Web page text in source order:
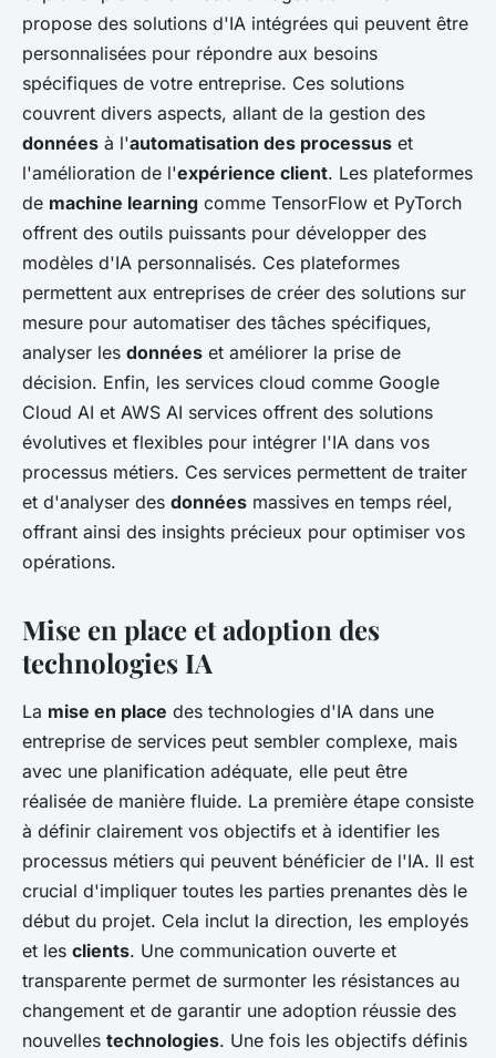
propose des solutions d'IA intégrées qui peuvent être
personnalisées pour répondre aux besoins
spécifiques de votre entreprise. Ces solutions
couvrent divers aspects, allant de la gestion des
données à l'automatisation des processus et
l'amélioration de l'expérience client. Les plateformes
de machine learning comme TensorFlow et PyTorch
offrent des outils puissants pour développer des
modèles d'IA personnalisés. Ces plateformes
permettent aux entreprises de créer des solutions sur
mesure pour automatiser des tâches spécifiques,
analyser les données et améliorer la prise de
décision. Enfin, les services cloud comme Google
Cloud AI et AWS AI services offrent des solutions
évolutives et flexibles pour intégrer l'IA dans vos
processus métiers. Ces services permettent de traiter
et d'analyser des données massives en temps réel,
offrant ainsi des insights précieux pour optimiser vos
opérations.
Mise en place et adoption des
technologies IA
La mise en place des technologies d'IA dans une
entreprise de services peut sembler complexe, mais
avec une planification adéquate, elle peut être
réalisée de manière fluide. La première étape consiste
à définir clairement vos objectifs et à identifier les
processus métiers qui peuvent bénéficier de l'IA. Il est
crucial d'impliquer toutes les parties prenantes dès le
début du projet. Cela inclut la direction, les employés
et les clients. Une communication ouverte et
transparente permet de surmonter les résistances au
changement et de garantir une adoption réussie des
nouvelles technologies. Une fois les objectifs définis